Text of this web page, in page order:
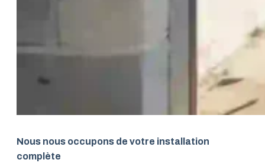
Nous nous occupons de votre installation
complète